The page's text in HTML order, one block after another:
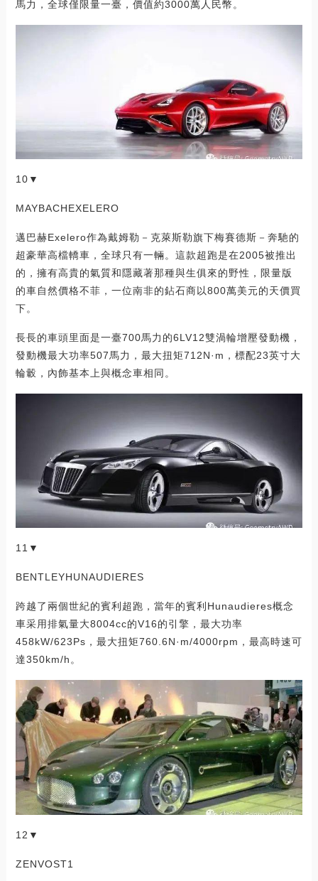
馬力，全球僅限量一臺，價值約3000萬人民幣。
10▼
MAYBACHEXELERO
邁巴赫Exelero作為戴姆勒－克萊斯勒旗下梅賽德斯－奔馳的
超豪華高檔轎車，全球只有一輛。這款超跑是在2005被推出
的，擁有高貴的氣質和隱藏著那種與生俱來的野性，限量版
的車自然價格不菲，一位南非的鉆石商以800萬美元的天價買
下。
長長的車頭里面是一臺700馬力的6LV12雙渦輪增壓發動機，
發動機最大功率507馬力，最大扭矩712N·m，標配23英寸大
輪轂，內飾基本上與概念車相同。
11▼
BENTLEYHUNAUDIERES
跨越了兩個世紀的賓利超跑，當年的賓利Hunaudieres概念
車采用排氣量大8004cc的V16的引擎，最大功率
458kW/623Ps，最大扭矩760.6N·m/4000rpm，最高時速可
達350km/h。
12▼
ZENVOST1